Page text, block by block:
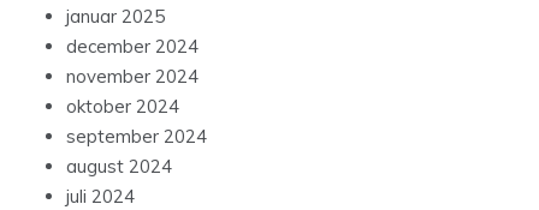
januar 2025
december 2024
november 2024
oktober 2024
september 2024
august 2024
juli 2024